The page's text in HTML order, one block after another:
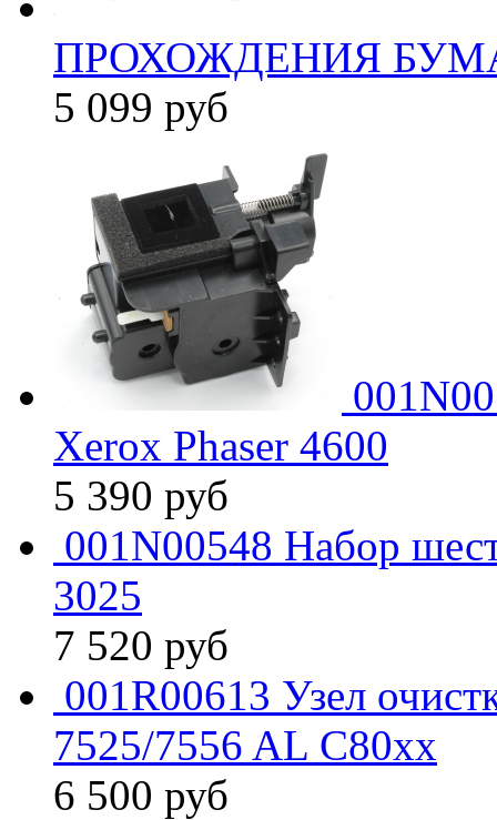
ПРОХОЖДЕНИЯ
5 099 руб
Xerox Phaser 4600
5 390 руб
001N00548 Набор
3025
7 520 руб
001R00613 Узел
7525/7556 AL C80xx
6 500 руб